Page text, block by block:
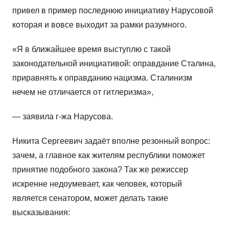
привел в пример последнюю инициативу Нарусовой
которая и вовсе выходит за рамки разумного.
«Я в ближайшее время выступлю с такой
законодательной инициативой: оправдание Сталина,
приравнять к оправданию нацизма. Сталинизм
нечем не отличается от гитлеризма»,
— заявила г-жа Нарусова.
Никита Сергеевич задаёт вполне резонный вопрос:
зачем, а главное как жителям республики поможет
принятие подобного закона? Так же режиссер
искренне недоумевает, как человек, который
является сенатором, может делать такие
высказывания: